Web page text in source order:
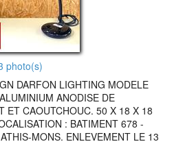
photo(s)
DARFON LIGHTING MODELE
ANODISE DE
ET CAOUTCHOUC. 50 X 18 X 18
: BATIMENT 678 -
MONS. ENLEVEMENT LE 13